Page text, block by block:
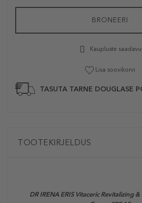
BRONEERI
Kaupluste
Lisa soovikorvi
TASUTA TARNE DOUGLASE
TOOTEKIRJELDUS
DR IRENA ERIS Vitaceric Revitalizing